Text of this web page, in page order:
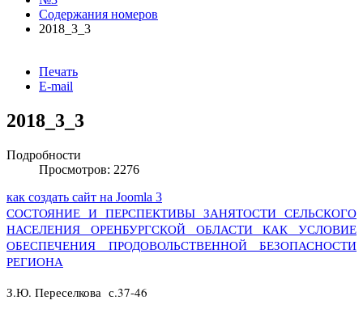
Содержания номеров
2018_3_3
Печать
E-mail
2018_3_3
Подробности
Просмотров: 2276
как создать сайт на Joomla 3
СОСТОЯНИЕ И ПЕРСПЕКТИВЫ ЗАНЯТОСТИ СЕЛЬСКОГО
НАСЕЛЕНИЯ ОРЕНБУРГСКОЙ ОБЛАСТИ КАК УСЛОВИЕ
ОБЕСПЕЧЕНИЯ ПРОДОВОЛЬСТВЕННОЙ БЕЗОПАСНОСТИ
РЕГИОНА
З.Ю. Переселкова с.37-46